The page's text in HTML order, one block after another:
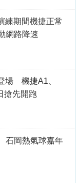
期間機捷正常
網路降速
場 機捷A1、
搶先開跑
石岡熱氣球嘉年